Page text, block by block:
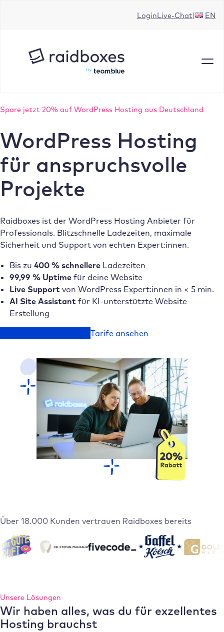
LoginLive-Chat EN
Spare jetzt 20% auf WordPress Hosting aus Deutschland
WordPress Hosting
für anspruchsvolle
Projekte
Raidboxes ist der WordPress Hosting Anbieter für
Professionals. Blitzschnelle Ladezeiten, maximale
Sicherheit und Support von echten Expert:innen.
Bis zu 400 % schnellereLadezeiten
99,99 % Uptimefür deine Website
Live Support von WordPress Expert:innen in < 5 min.
AI Site Assistant für KI-unterstützte Website
Erstellung
Tarife ansehen
Über 18.000 Kunden vertrauen Raidboxes bereits
Unsere Lösungen
Wir haben alles, was du für exzellentes
Hosting brauchst